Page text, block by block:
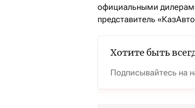
официальными
представитель
Хотите быть
Подписывайтесь на